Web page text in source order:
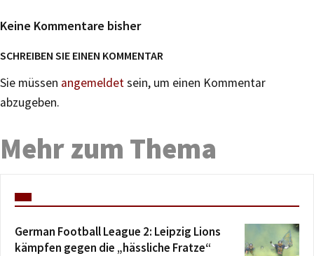
Keine Kommentare bisher
SCHREIBEN SIE EINEN KOMMENTAR
Sie müssen angemeldetsein, um einen Kommentar
abzugeben.
Mehr zum Thema
German Football League 2: Leipzig Lions
kämpfen gegen die „hässliche Fratze“